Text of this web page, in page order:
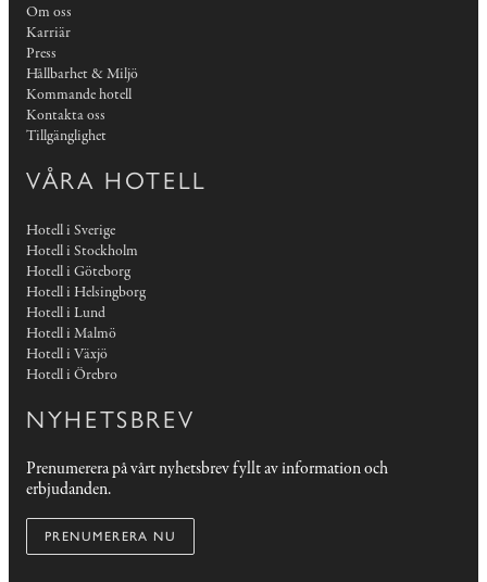
Om oss
Karriär
Press
Hållbarhet & Miljö
Kommande hotell
Kontakta oss
Tillgänglighet
VÅRA HOTELL
Hotell i Sverige
Hotell i Stockholm
Hotell i Göteborg
Hotell i Helsingborg
Hotell i Lund
Hotell i Malmö
Hotell i Växjö
Hotell i Örebro
NYHETSBREV
Prenumerera på vårt nyhetsbrev fyllt av information och
erbjudanden.
PRENUMERERA NU